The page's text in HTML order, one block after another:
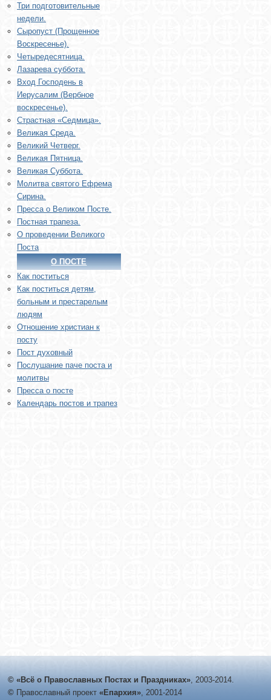
Три подготовительные
недели.
Сыропуст (Прощенное
Воскресенье).
Четыредесятница.
Лазарева суббота.
Вход Господень в
Иерусалим (Вербное
воскресенье).
Страстная «Седмица».
Великая Среда.
Великий Четверг.
Великая Пятница.
Великая Суббота.
Молитва святого Ефрема
Сирина.
Пресса о Великом Посте.
Постная трапеза.
О проведении Великого
Поста
О ПОСТЕ
Как поститься
Как поститься детям,
больным и престарелым
людям
Отношение христиан к
посту
Пост духовный
Послушание паче поста и
молитвы
Пресса о посте
Календарь постов и трапез
© «Всё о Православных Постах и Праздниках», 2003-2014.
© Православный проект «Епархия», 2001-2014